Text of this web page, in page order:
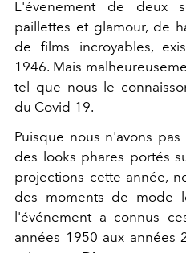
L'évenement de deux
paillettes et glamour, de
de films incroyables,
1946. Mais
tel que nous le
du Covid-19.
Puisque nous n'avons
des looks phares portés
projections cette année,
des moments de mode
l'événement a connus
années 1950 aux années